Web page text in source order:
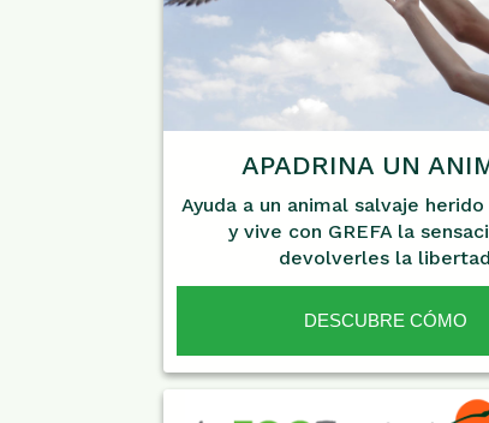
APADRINA UN
Ayuda a un animal salvaje
y vive con GREFA la
devolverles la libertad
DESCUBRE CÓMO